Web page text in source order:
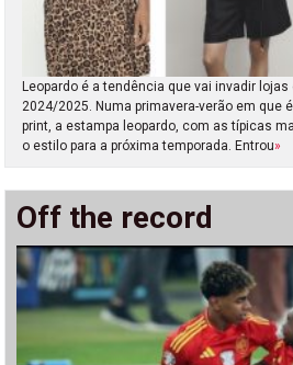
Leopardo é a tendência que vai invadir
2024/2025. Numa primavera-verão em que
print, a estampa leopardo, com as típicas
o estilo para a próxima temporada. Entrou»
Off the record